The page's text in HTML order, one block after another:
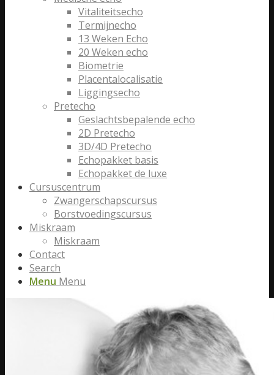
Vitaliteitsecho
Termijnecho
13 Weken Echo
20 Weken echo
Biometrie
Placentalocalisatie
Liggingsecho
Pretecho
Geslachtsbepalende echo
2D Pretecho
3D/4D Pretecho
Echopakket basis
Echopakket de luxe
Cursuscentrum
Zwangerschapscursus
Borstvoedingscursus
Miskraam
Miskraam
Contact
Search
Menu Menu